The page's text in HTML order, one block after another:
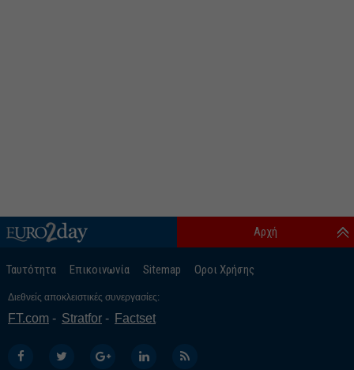
Ταυτότητα Επικοινωνία Sitemap Οροι Χρήσης
Αρχή
Διεθνείς αποκλειστικές συνεργασίες:
FT.com Stratfor Factset